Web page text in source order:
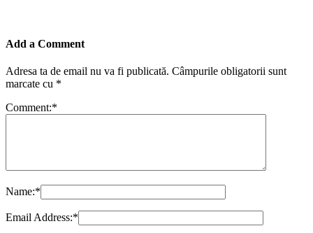
Add a Comment
Adresa ta de email nu va fi publicată. Câmpurile obligatorii sunt
marcate cu *
Comment:*
Name:*
Email Address:*